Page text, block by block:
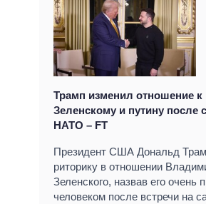
Трамп изменил отношение к
Зеленскому и путину после
НАТО – FT
Президент США Дональд
риторику в отношении
Зеленского, назвав его очень
человеком после встречи на